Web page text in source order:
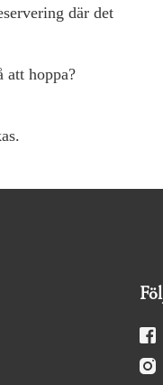
där det
att hoppa?